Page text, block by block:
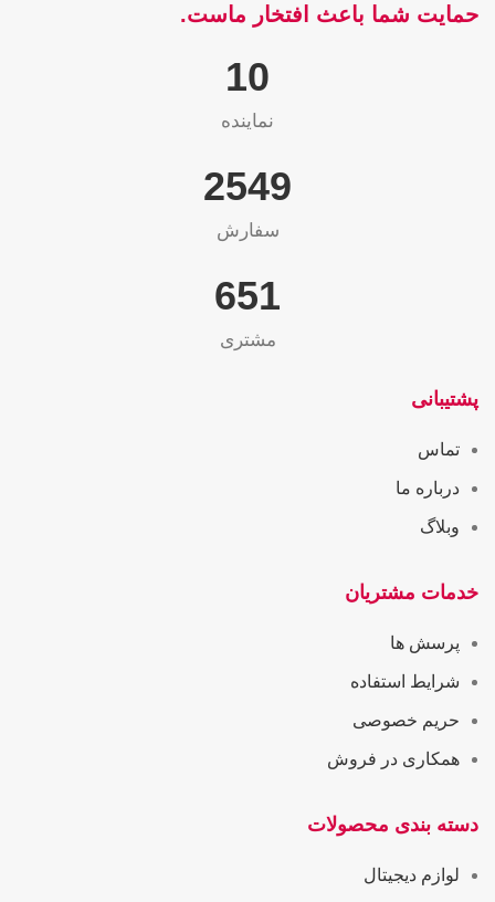
حمایت شما باعث افتخار ماست.
10
نماینده
2565
سفارش
655
مشتری
پشتیبانی
تماس
درباره ما
وبلاگ
خدمات مشتریان
پرسش ها
شرایط استفاده
حریم خصوصی
همکاری در فروش
دسته بندی محصولات
لوازم دیجیتال